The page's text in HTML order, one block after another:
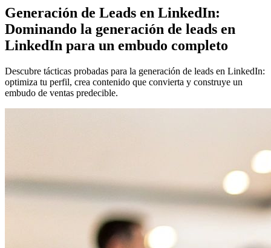
Generación de Leads en LinkedIn:
Dominando la generación de leads en
LinkedIn para un embudo completo
Descubre tácticas probadas para la generación de leads en LinkedIn:
optimiza tu perfil, crea contenido que convierta y construye un
embudo de ventas predecible.